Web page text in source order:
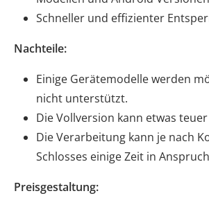
Schneller und effizienter
Nachteile:
Einige Gerätemodelle werden
nicht unterstützt.
Die Vollversion kann etwas
Die Verarbeitung kann je nach
Schlosses einige Zeit in
Preisgestaltung: